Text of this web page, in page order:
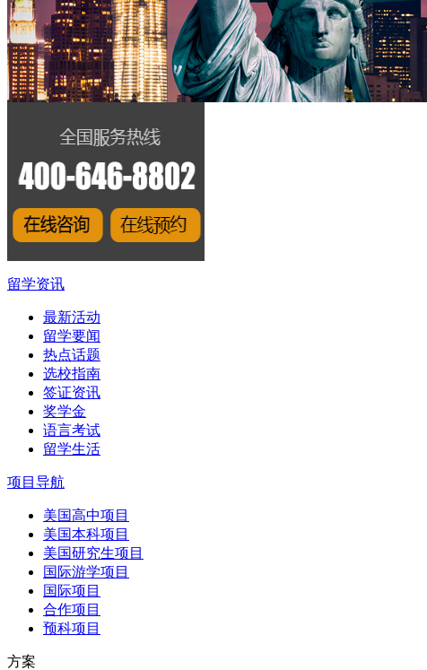
留学资讯
最新活动
留学要闻
热点话题
选校指南
签证资讯
奖学金
语言考试
留学生活
项目导航
美国高中项目
美国本科项目
美国研究生项目
国际游学项目
国际项目
合作项目
预科项目
方案